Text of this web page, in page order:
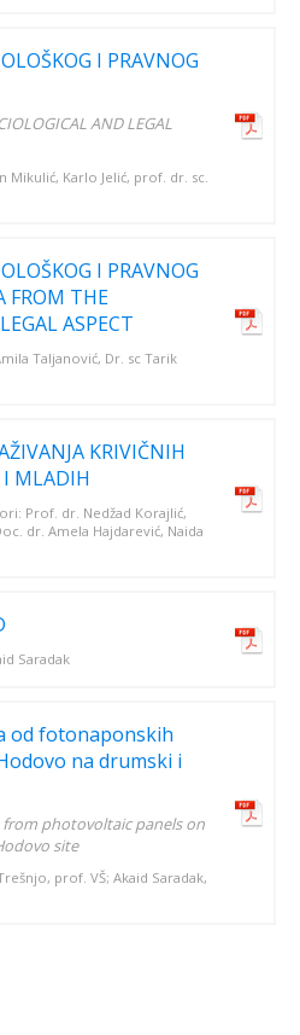
I PRAVNOG
AND LEGAL
Mikulić, Karlo Jelić, prof. dr. sc.
I PRAVNOG
FROM THE
ASPECT
Taljanović, Dr. sc Tarik
KRIVIČNIH
I MLADIH
Prof. dr. Nedžad Korajlić,
dr. Amela Hajdarević, Naida
Saradak
od fotonaponskih
na drumski i
photovoltaic panels on
site
prof. VŠ; Akaid Saradak,